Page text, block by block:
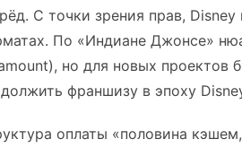
С точки зрения прав,
По «Индиане Джонсе»
но для новых проектов
франшизу в эпоху
оплаты «половина